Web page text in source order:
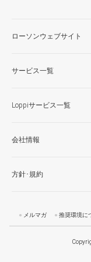
ローソンウェブサイト
サービス一覧
Loppiサービス一覧
会社情報
方針･規約
メルマガ 推奨環境に